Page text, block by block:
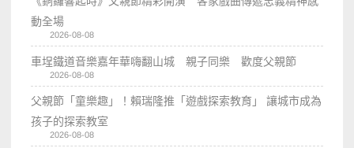
動全場
2026-08-08
車埕鐵道音樂嘉年華嗨翻山城 親子同樂 歡度父親節
2026-08-08
父親節「童樂趣」！賴瑞隆推「遊戲探索教育」 讓城市成為
孩子的探索教室
2026-08-08